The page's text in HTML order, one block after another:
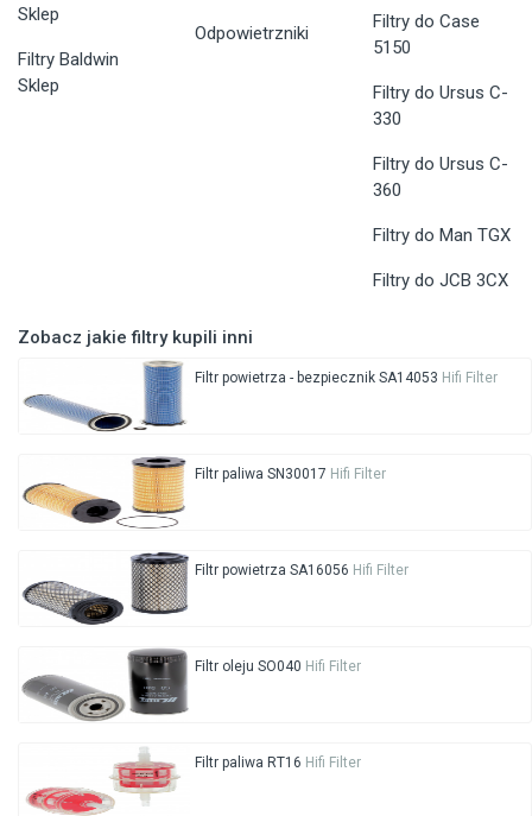
Sklep
Filtry Baldwin
Sklep
Odpowietrzniki
Filtry do Case
5150
Filtry do Ursus C-
330
Filtry do Ursus C-
360
Filtry do Man TGX
Filtry do JCB 3CX
Zobacz jakie filtry kupili inni
Filtr powietrza - bezpiecznik SA14053 Hifi Filter
Filtr paliwa SN30017 Hifi Filter
Filtr powietrza SA16056 Hifi Filter
Filtr oleju SO040 Hifi Filter
Filtr paliwa RT16 Hifi Filter